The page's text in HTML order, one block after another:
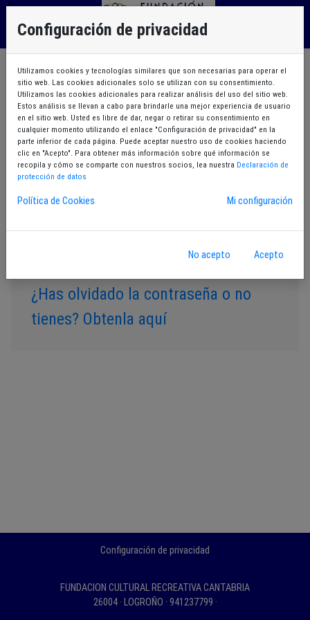
Acceso mediante usuario
Identificación con usuario y contraseña
Código / NIF
Contraseña
¿Has olvidado la contraseña o no
tienes? Obtenla aquí
Configuración de privacidad
FUNDACION CULTURAL RECREATIVA CANTABRIA
26004 · LOGROÑO · 941237799 ·
Configuración de privacidad
Utilizamos cookies y tecnologías similares que son necesarias para operar el
sitio web. Las cookies adicionales solo se utilizan con su consentimiento.
Utilizamos las cookies adicionales para realizar análisis del uso del sitio web.
Estos análisis se llevan a cabo para brindarle una mejor experiencia de usuario
en el sitio web. Usted es libre de dar, negar o retirar su consentimiento en
cualquier momento utilizando el enlace "Configuración de privacidad" en la
parte inferior de cada página. Puede aceptar nuestro uso de cookies haciendo
clic en "Acepto". Para obtener más información sobre qué información se
recopila y cómo se comparte con nuestros socios, lea nuestra Declaración de
protección de datos
Política de Cookies Mi configuración
No acepto Acepto